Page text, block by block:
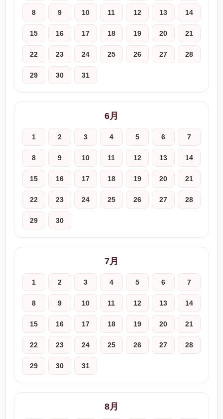
8 9 10 11 12 13 14
15 16 17 18 19 20 21
22 23 24 25 26 27 28
29 30 31
6月
1 2 3 4 5 6 7
8 9 10 11 12 13 14
15 16 17 18 19 20 21
22 23 24 25 26 27 28
29 30
7月
1 2 3 4 5 6 7
8 9 10 11 12 13 14
15 16 17 18 19 20 21
22 23 24 25 26 27 28
29 30 31
8月